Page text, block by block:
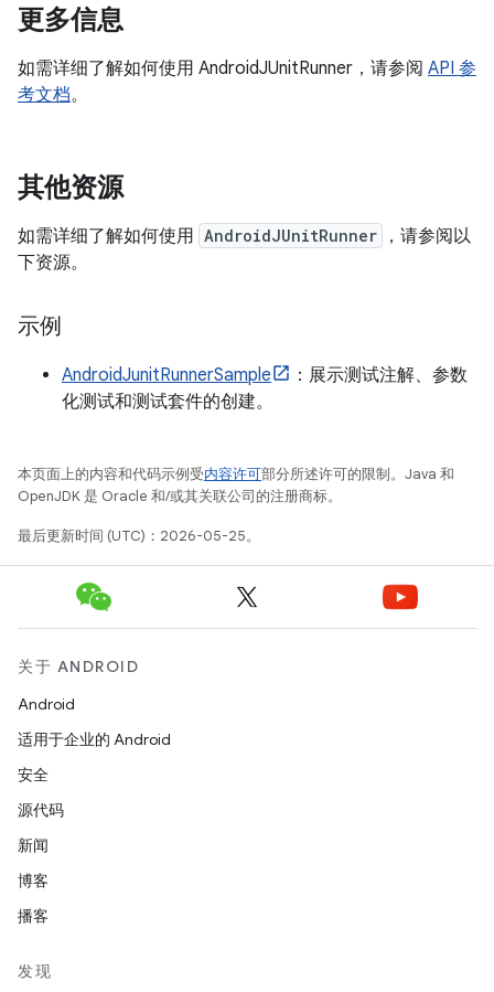
更多信息
如需详细了解如何使用 AndroidJUnitRunner，请参阅 API 参
考文档。
其他资源
如需详细了解如何使用 AndroidJUnitRunner
，请参阅以
下资源。
示例
AndroidJunitRunnerSample
：展示测试注解、参数
化测试和测试套件的创建。
本页面上的内容和代码示例受内容许可部分所述许可的限制。Java 和
OpenJDK 是 Oracle 和/或其关联公司的注册商标。
最后更新时间 (UTC)：2026-05-25。
关于 ANDROID
Android
适用于企业的 Android
安全
源代码
新闻
博客
播客
发现